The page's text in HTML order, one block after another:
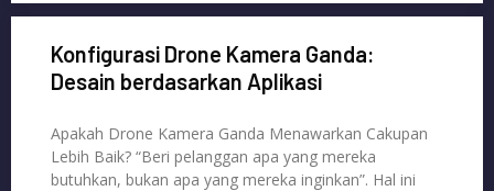
Konfigurasi Drone Kamera Ganda:
Desain berdasarkan Aplikasi
Apakah Drone Kamera Ganda Menawarkan Cakupan
Lebih Baik? “Beri pelanggan apa yang mereka
butuhkan, bukan apa yang mereka inginkan”. Hal ini